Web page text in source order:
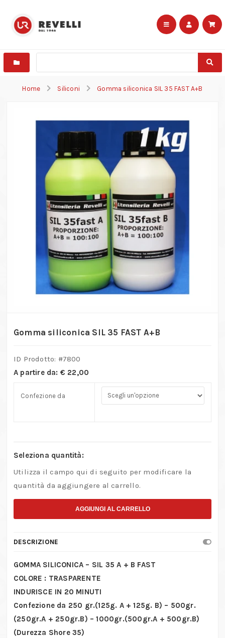
Home Siliconi Gomma siliconica SIL 35 FAST A+B
Gomma siliconica SIL 35 FAST A+B
ID Prodotto: #7800
A partire da: € 22,00
Confezione da
Seleziona quantità:
Utilizza il campo qui di seguito per modificare la
quantità da aggiungere al carrello.
AGGIUNGI AL CARRELLO
DESCRIZIONE
GOMMA SILICONICA – SIL 35 A + B FAST
COLORE : TRASPARENTE
INDURISCE IN 20 MINUTI
Confezione da 250 gr.(125g. A + 125g. B) – 500gr.
(250gr.A + 250gr.B) – 1000gr.(500gr.A + 500gr.B)
(Durezza Shore 35)